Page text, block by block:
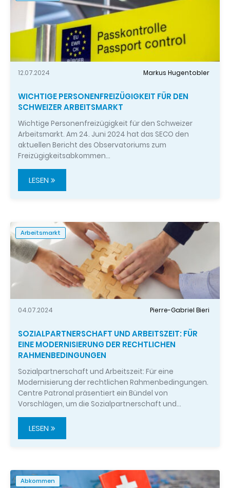
12.07.2024 Markus Hugentobler
WICHTIGE PERSONENFREIZÜGIGKEIT FÜR DEN
SCHWEIZER ARBEITSMARKT
Wichtige Personenfreizügigkeit für den Schweizer
Arbeitsmarkt. Am 24. Juni 2024 hat das SECO den
aktuellen Bericht des Observatoriums zum
Freizügigkeitsabkommen…
LESEN
Arbeitsmarkt
04.07.2024 Pierre-Gabriel Bieri
SOZIALPARTNERSCHAFT UND ARBEITSZEIT: FÜR
EINE MODERNISIERUNG DER RECHTLICHEN
RAHMENBEDINGUNGEN
Sozialpartnerschaft und Arbeitszeit: Für eine
Modernisierung der rechtlichen Rahmenbedingungen.
Centre Patronal präsentiert ein Bündel von
Vorschlägen, um die Sozialpartnerschaft und…
LESEN
Abkommen